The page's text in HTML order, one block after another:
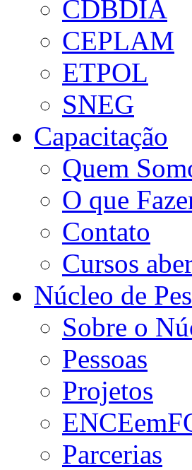
CDBDIA
CEPLAM
ETPOL
SNEG
Capacitação
Quem
O que
Contato
Cursos
Núcleo de
Sobre o
Pessoas
Projetos
Parcerias